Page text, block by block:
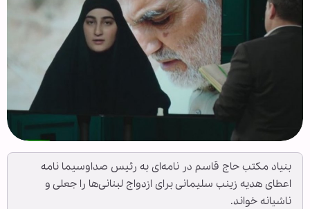
بنیاد مکتب حاج قاسم در نامه‌ای به رئیس صداوسیما نامه
اعطای هدیه زینب سلیمانی برای ازدواج لبنانی‌ها را جعلی و
ناشیانه خواند.